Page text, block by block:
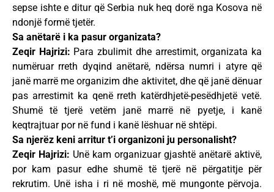
sepse ishte e ditur që Serbia nuk heq dorë nga Kosova në
ndonjë formë tjetër.
Sa anëtarë i ka pasur organizata?
Zeqir Hajrizi: Para zbulimit dhe arrestimit, organizata ka
numëruar rreth dyqind anëtarë, ndërsa numri i atyre që
janë marrë me organizim dhe aktivitet, dhe që janë dënuar
pas arrestimit ka qenë rreth katërdhjetë-pesëdhjetë vetë.
Shumë të tjerë vetëm janë marrë në pyetje, i kanë
keqtrajtuar por në fund i kanë lëshuar në shtëpi.
Sa njerëz keni arritur t’i organizoni ju personalisht?
Zeqir Hajrizi: Unë kam organizuar gjashtë anëtarë aktivë,
por kam pasur edhe shumë të tjerë në përgatitje për
rekrutim. Unë isha i ri në moshë, më mungonte përvoja.